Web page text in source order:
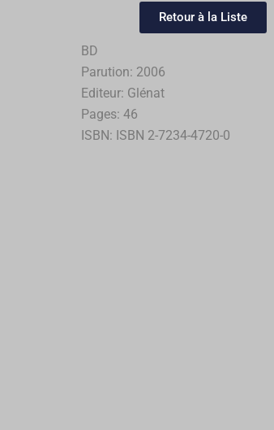
Retour à la Liste
BD
Parution: 2006
Editeur: Glénat
Pages: 46
ISBN: ISBN 2-7234-4720-0